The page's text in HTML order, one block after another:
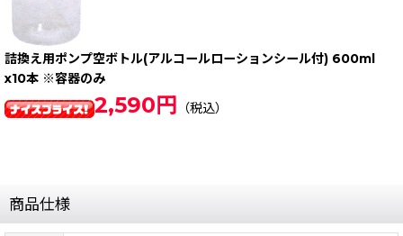
詰換え用ポンプ空ボトル(アルコールローションシール付) 600ml
x10本 ※容器のみ
2,590円 （税込）
商品仕様